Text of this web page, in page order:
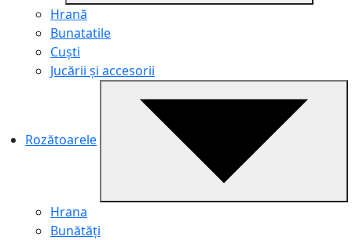
Hrană
Bunatatile
Cuști
Jucării și accesorii
Rozătoarele
Hrana
Bunătăți